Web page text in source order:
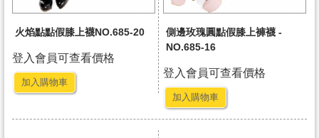
火焰點點假膝上襪NO.685-20
登入會員可查看價格
加入購物車
側邊玫瑰圓點假膝上褲襪 -
NO.685-16
登入會員可查看價格
加入購物車